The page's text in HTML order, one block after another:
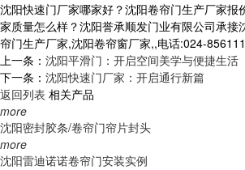
沈阳快速门厂家哪家好？沈阳卷帘门生产厂家报
家质量怎么样？沈阳誉承顺发门业有限公司承接
帘门生产厂家,沈阳卷帘窗厂家,,电话:024-
上一条： 沈阳平滑门：开启空间美学与便捷生活
下一条： 沈阳快速门厂家：开启通行新篇
返回列表 相关产品
more
沈阳密封胶条/卷帘门帘片封头
more
沈阳雷迪诺诺卷帘门安装实例